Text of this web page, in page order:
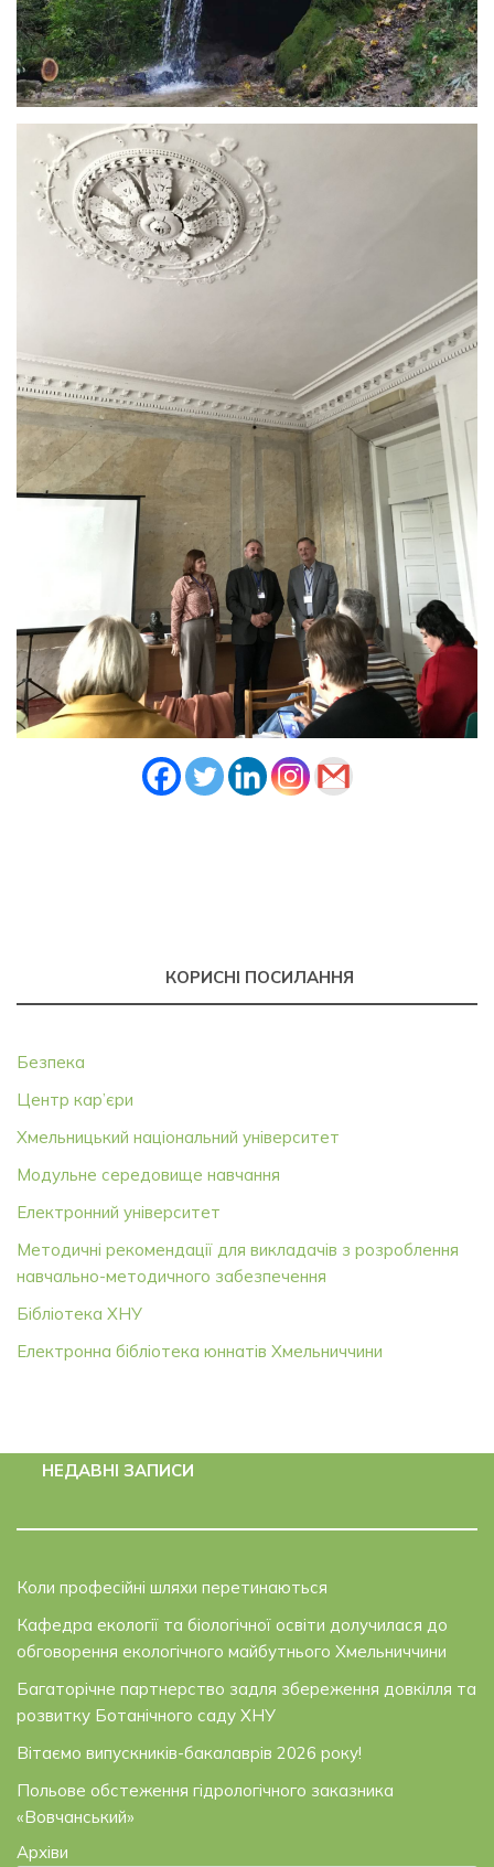
КОРИСНІ ПОСИЛАННЯ
Безпека
Центр кар’єри
Хмельницький національний університет
Модульне середовище навчання
Електронний університет
Методичні рекомендації для викладачів з розроблення
навчально-методичного забезпечення
Бібліотека ХНУ
Електронна бібліотека юннатів Хмельниччини
НЕДАВНІ ЗАПИСИ
Коли професійні шляхи перетинаються
Кафедра екології та біологічної освіти долучилася до
обговорення екологічного майбутнього Хмельниччини
Багаторічне партнерство задля збереження довкілля та
розвитку Ботанічного саду ХНУ
Вітаємо випускників-бакалаврів 2026 року!
Польове обстеження гідрологічного заказника
«Вовчанський»
Архіви